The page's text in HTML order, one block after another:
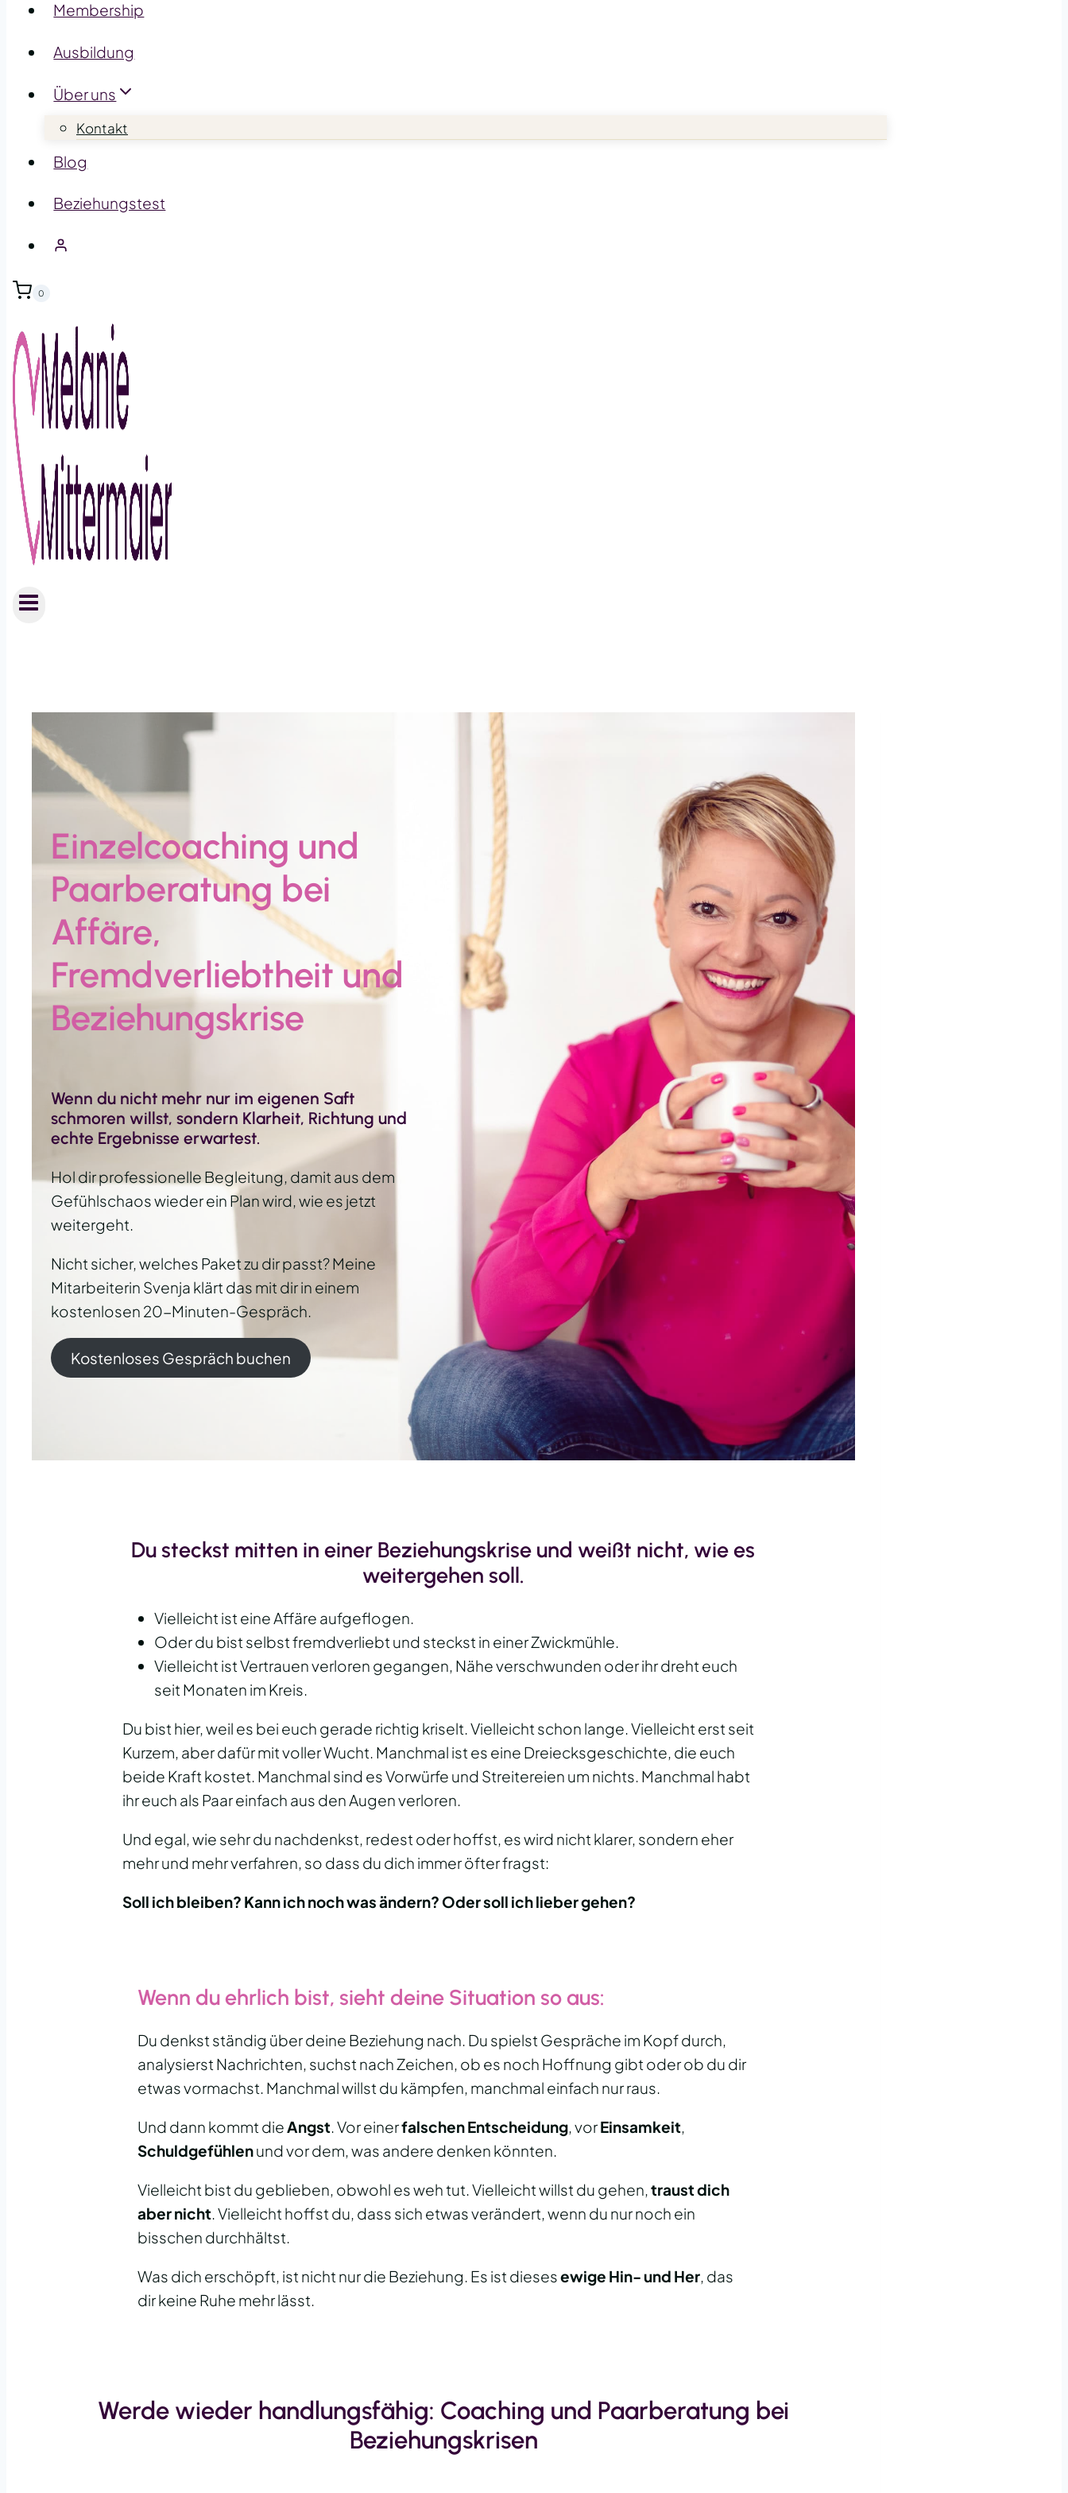
Membership
Ausbildung
Über uns
Kontakt
Blog
Beziehungstest
0
Einzelcoaching und
Paarberatung bei
Affäre,
Fremdverliebtheit und
Beziehungskrise
Wenn du nicht mehr nur im eigenen Saft
schmoren willst, sondern Klarheit, Richtung und
echte Ergebnisse erwartest.
Hol dir professionelle Begleitung, damit aus dem
Gefühlschaos wieder ein Plan wird, wie es jetzt
weitergeht.
Nicht sicher, welches Paket zu dir passt? Meine
Mitarbeiterin Svenja klärt das mit dir in einem
kostenlosen 20-Minuten-Gespräch.
Kostenloses Gespräch buchen
Du steckst mitten in einer Beziehungskrise und weißt nicht, wie es
weitergehen soll.
Vielleicht ist eine Affäre aufgeflogen.
Oder du bist selbst fremdverliebt und steckst in einer Zwickmühle.
Vielleicht ist Vertrauen verloren gegangen, Nähe verschwunden oder ihr dreht euch
seit Monaten im Kreis.
Du bist hier, weil es bei euch gerade richtig kriselt. Vielleicht schon lange. Vielleicht erst seit
Kurzem, aber dafür mit voller Wucht. Manchmal ist es eine Dreiecksgeschichte, die euch
beide Kraft kostet. Manchmal sind es Vorwürfe und Streitereien um nichts. Manchmal habt
ihr euch als Paar einfach aus den Augen verloren.
Und egal, wie sehr du nachdenkst, redest oder hoffst, es wird nicht klarer, sondern eher
mehr und mehr verfahren, so dass du dich immer öfter fragst:
Soll ich bleiben? Kann ich noch was ändern? Oder soll ich lieber gehen?
Wenn du ehrlich bist, sieht deine Situation so aus:
Du denkst ständig über deine Beziehung nach. Du spielst Gespräche im Kopf durch,
analysierst Nachrichten, suchst nach Zeichen, ob es noch Hoffnung gibt oder ob du dir
etwas vormachst. Manchmal willst du kämpfen, manchmal einfach nur raus.
Und dann kommt dieAngst. Vor einerfalschen Entscheidung, vorEinsamkeit,
Schuldgefühlenund vor dem, was andere denken könnten.
Vielleicht bist du geblieben, obwohl es weh tut. Vielleicht willst du gehen,traust dich
aber nicht. Vielleicht hoffst du, dass sich etwas verändert, wenn du nur noch ein
bisschen durchhältst.
Was dich erschöpft, ist nicht nur die Beziehung. Es ist diesesewige Hin- und Her, das
dir keine Ruhe mehr lässt.
Werde wieder handlungsfähig: Coaching und Paarberatung bei
Beziehungskrisen